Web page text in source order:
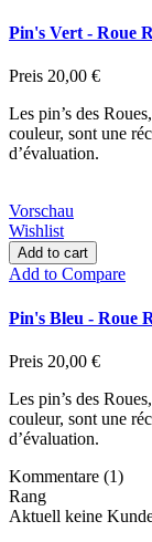
Pin's Vert - Roue
Preis 20,00 €
Les pin’s des
couleur, sont une
d’évaluation.
Vorschau
Wishlist
Add to cart
Add to Compare
Pin's Bleu - Roue
Preis 20,00 €
Les pin’s des
couleur, sont une
d’évaluation.
Kommentare (1)
Rang
Aktuell keine